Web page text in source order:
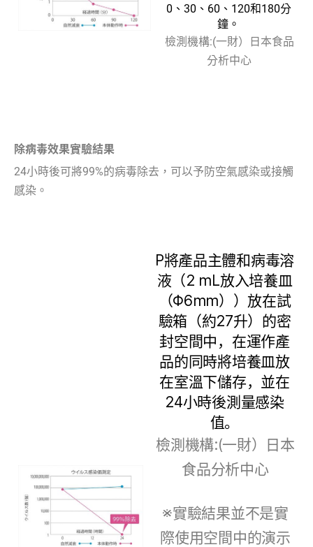
0、30、60、120和180分
鐘。
檢測機構:(一財）日本食品
分析中心
除病毒效果實驗結果
24小時後可將99%的病毒除去，可以予防空氣感染或接觸
感染。
P將產品主體和病毒溶
液（2 mL放入培養皿
（Φ6mm））放在試
驗箱（約27升）的密
封空間中，在運作產
品的同時將培養皿放
在室溫下儲存，並在
24小時後測量感染
值。
檢測機構:(一財）日本
食品分析中心
※實驗結果並不是實
際使用空間中的演示